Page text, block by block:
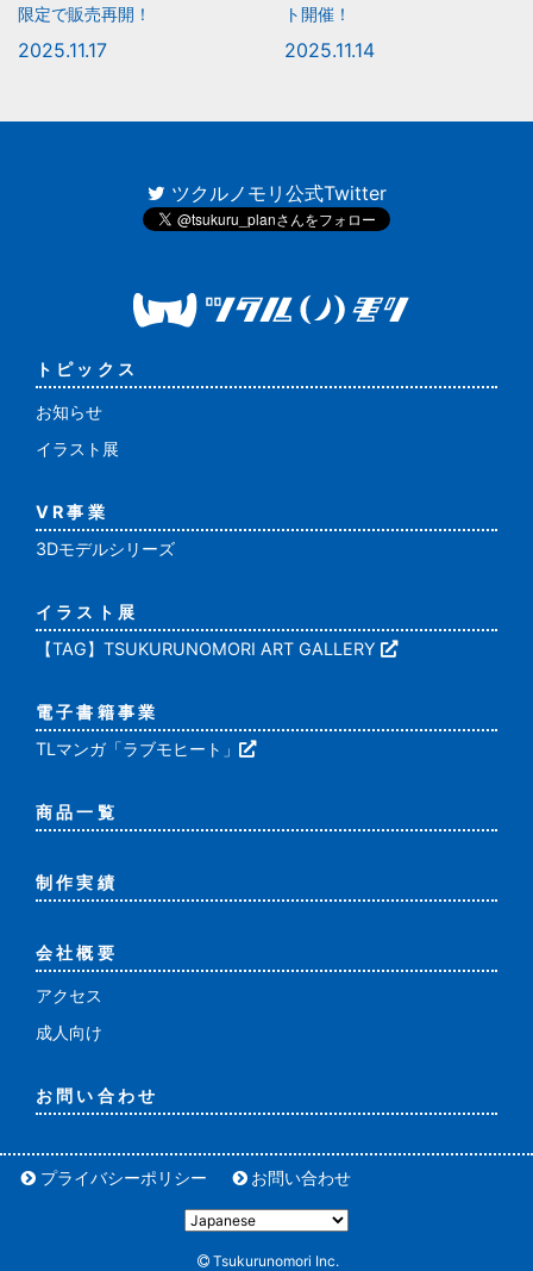
限定で販売再開！
2025.11.17
ト開催！
2025.11.14
トピックス
お知らせ
イラスト展
VR事業
3Dモデルシリーズ
イラスト展
【TAG】TSUKURUNOMORI ART GALLERY
電子書籍事業
TLマンガ「ラブモヒート」
商品一覧
制作実績
会社概要
アクセス
成人向け
お問い合わせ
ツクルノモリ公式Twitter
プライバシーポリシー お問い合わせ
Tsukurunomori Inc.